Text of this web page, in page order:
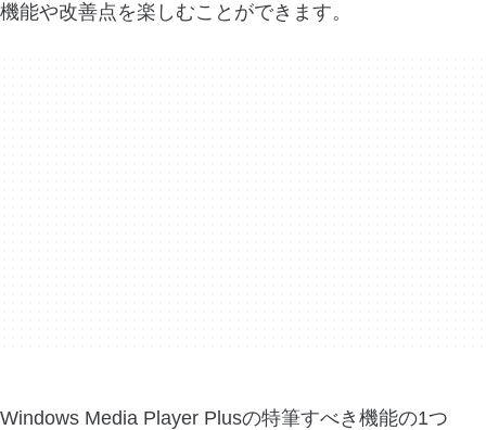
機能や改善点を楽しむことができます。
Windows Media Player Plusの特筆すべき機能の1つ